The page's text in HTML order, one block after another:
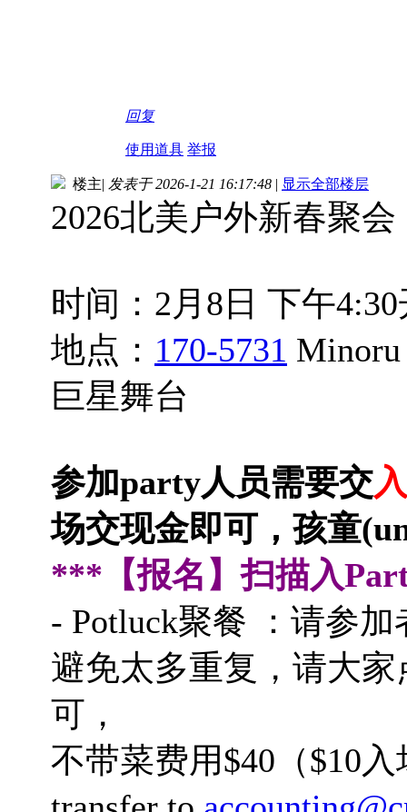
回复
使用道具 举报
楼主| 发表于 2026-1-21 16:17:48 | 显示全部楼层
2026北美户外新春聚会
时间：2月8日 下午
地点： 170-5731
巨星舞台
参加party人员需要交
场交现金即可，孩童
***【报名】扫描入
- Potluck聚餐 ：请参
避免太多重复，请大家
可，
不带菜费用$40（$10